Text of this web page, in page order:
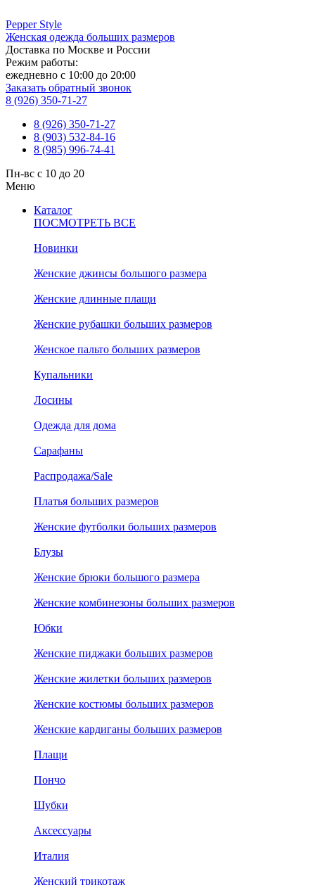
Pepper Style
Женская одежда больших размеров
Доставка по Москве и России
Режим работы:
ежедневно с 10:00 до 20:00
Заказать обратный звонок
8 (926) 350-71-27
8 (926) 350-71-27
8 (903) 532-84-16
8 (985) 996-74-41
Пн-вс с 10 до 20
Меню
Каталог
ПОСМОТРЕТЬ ВСЕ
Новинки
Женские джинсы большого размера
Женские длинные плащи
Женские рубашки больших размеров
Женское пальто больших размеров
Купальники
Лосины
Одежда для дома
Сарафаны
Распродажа/Sale
Платья больших размеров
Женские футболки больших размеров
Блузы
Женские брюки большого размера
Женские комбинезоны больших размеров
Юбки
Женские пиджаки больших размеров
Женские жилетки больших размеров
Женские костюмы больших размеров
Женские кардиганы больших размеров
Плащи
Пончо
Шубки
Аксессуары
Италия
Женский трикотаж